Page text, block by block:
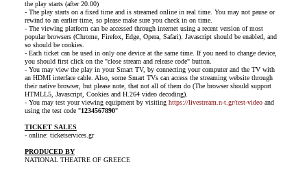
the play starts (after 20.00)
- The play starts on a fixed time and is streamed online in real time. You may not pause or
rewind to an earlier time, so please make sure you check in on time.
- The viewing platform can be accessed through internet using a recent version of most
popular browsers (Chrome, Firefox, Edge, Opera, Safari). Javascript should be enabled, and
so should be cookies.
- Each ticket can be used in only one device at the same time. If you need to change device,
you should first click on the "close stream and release code" button.
- You may view the play in your Smart TV, by connecting your computer and the TV with
an HDMI interface cable. Also, some Smart TVs can access the streaming website through
their native browser, but please note, that not all of them do (The browser should support
HTMLL5, Javascript, Cookies and H.264 video decoding).
- You may test your viewing equipment by visiting https://livestream.n-t.gr/test-videoand
using the test code "1234567890"
TICKET SALES
- online: ticketservices.gr
PRODUCED BY
NATIONAL THEATRE OF GREECE